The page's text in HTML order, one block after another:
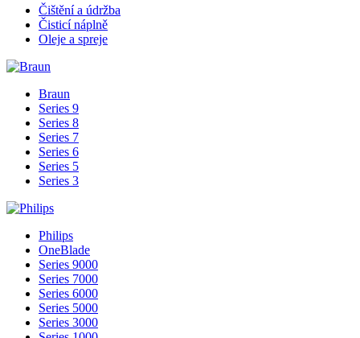
Čištění a údržba
Čisticí náplně
Oleje a spreje
Braun
Series 9
Series 8
Series 7
Series 6
Series 5
Series 3
Philips
OneBlade
Series 9000
Series 7000
Series 6000
Series 5000
Series 3000